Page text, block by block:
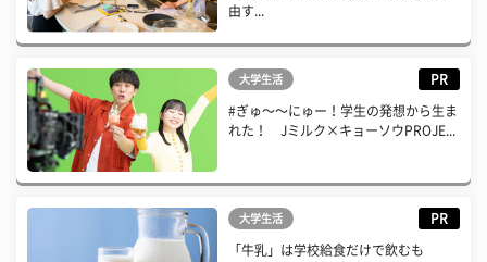
由す...
大学生活 PR
#ぎゅ〜〜にゅー！学生の発想から生ま
れた！ Jミルク×キョーソウPROJE...
大学生活 PR
「牛乳」は学校給食だけで飲むも